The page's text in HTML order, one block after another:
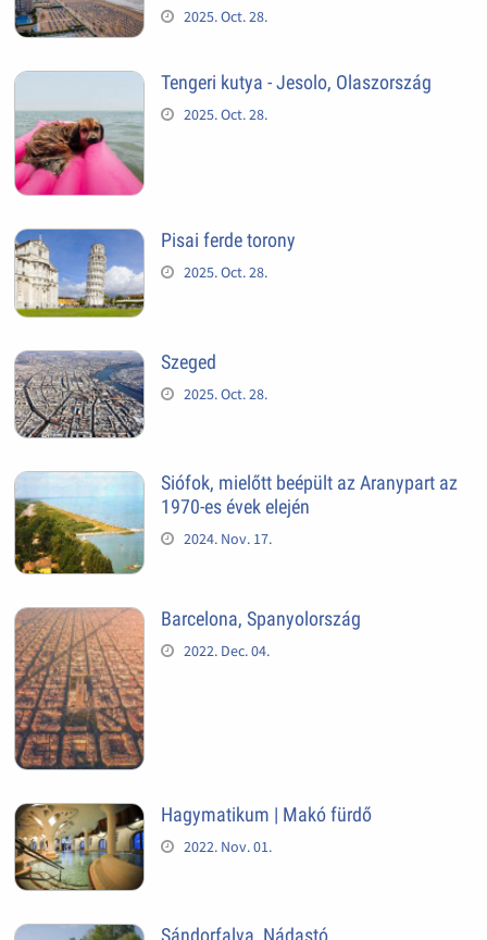
2025. Oct. 28.
Tengeri kutya - Jesolo, Olaszország
2025. Oct. 28.
Pisai ferde torony
2025. Oct. 28.
Szeged
2025. Oct. 28.
Siófok, mielőtt beépült az Aranypart az
1970-es évek elején
2024. Nov. 17.
Barcelona, Spanyolország
2022. Dec. 04.
Hagymatikum | Makó fürdő
2022. Nov. 01.
Sándorfalva, Nádastó